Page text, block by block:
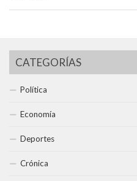
CATEGORÍAS
Política
Economía
Deportes
Crónica